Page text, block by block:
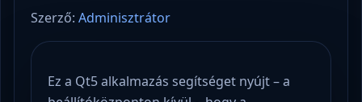
Szerző: Adminisztrátor
Ez a Qt5 alkalmazás segítséget nyújt – a